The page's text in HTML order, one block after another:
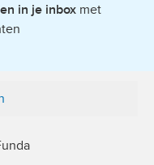
in je inbox met